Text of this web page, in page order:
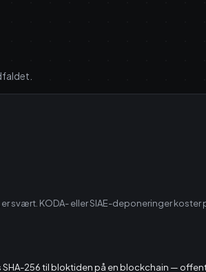
svært. KODA- eller SIAE-deponeringer
256 til bloktiden på en blockchain —